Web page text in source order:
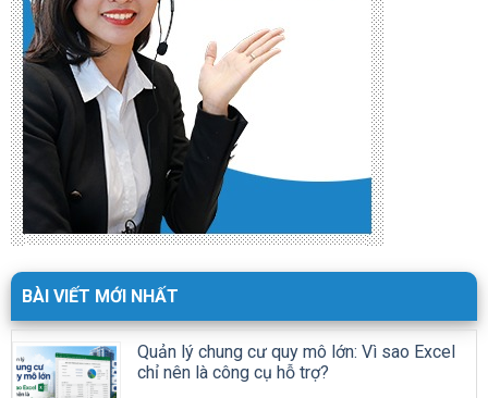
BÀI VIẾT MỚI NHẤT
Quản lý chung cư quy mô lớn: Vì sao Excel
chỉ nên là công cụ hỗ trợ?